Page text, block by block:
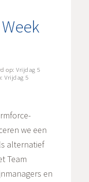
op:Vrijdag 5
Vrijdag 5
we een
alternatief
Team
en